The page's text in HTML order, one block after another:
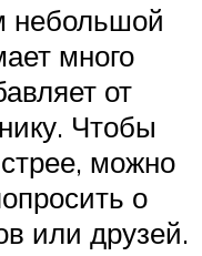
небольшой
много
от
Чтобы
можно
о
или друзей.